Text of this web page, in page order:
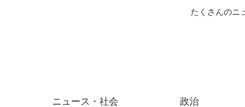
たくさんのニ
ニュース・社会 政治